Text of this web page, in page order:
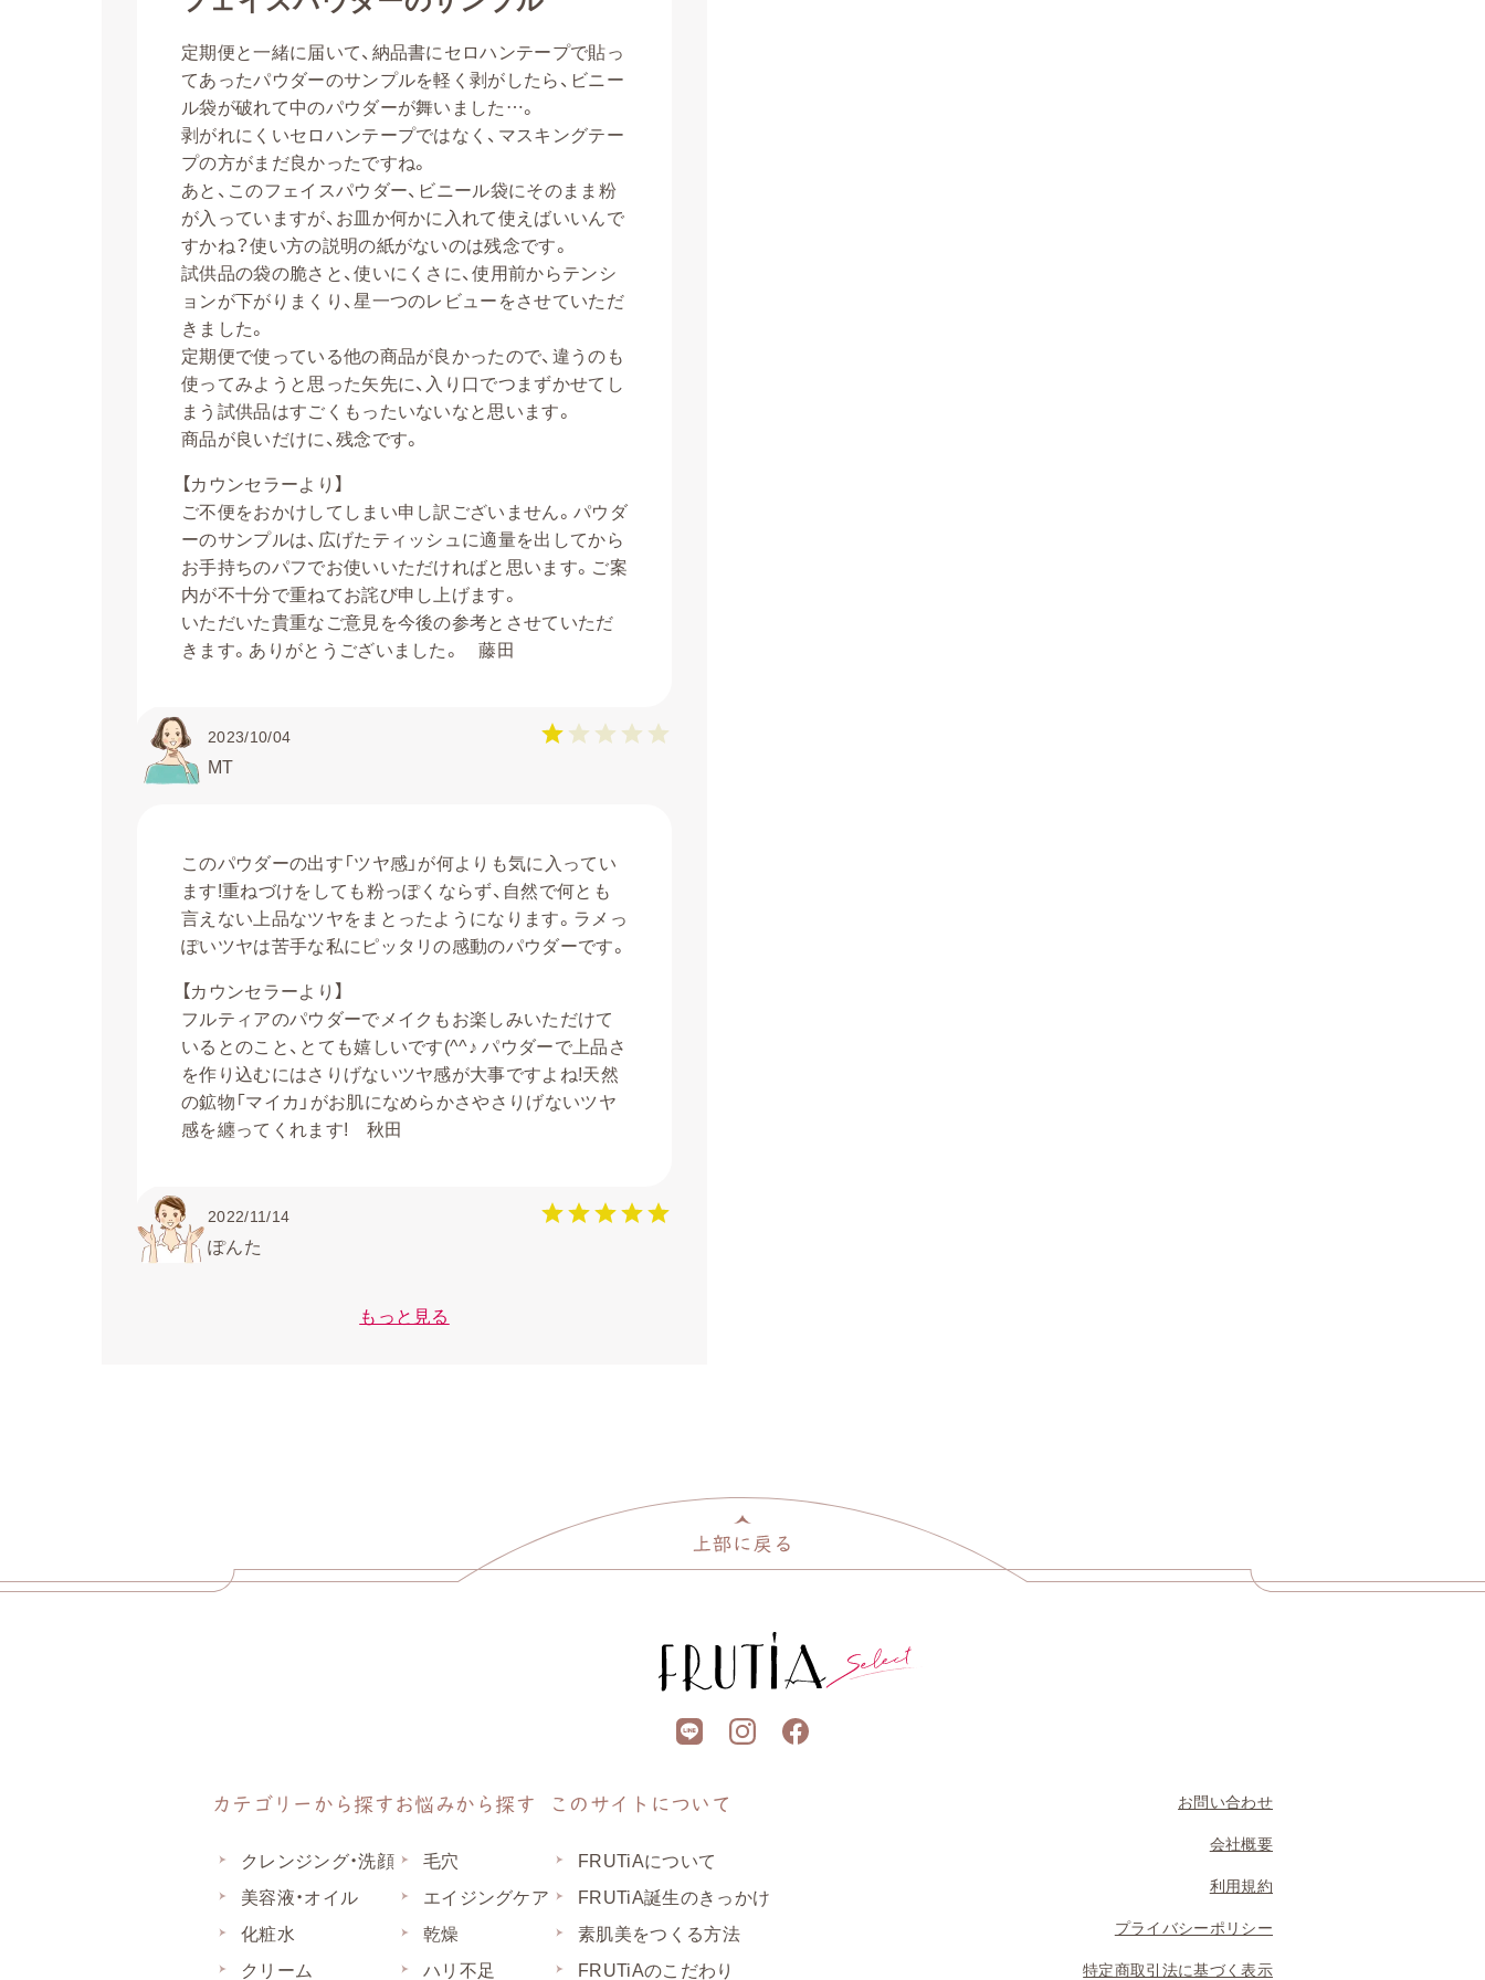
定期便と一緒に届いて、納品書にセロハンテープで貼っ
てあったパウダーのサンプルを軽く剥がしたら、ビニー
ル袋が破れて中のパウダーが舞いました…。
剥がれにくいセロハンテープではなく、マスキングテー
プの方がまだ良かったですね。
あと、このフェイスパウダー、ビニール袋にそのまま粉
が入っていますが、お皿か何かに入れて使えばいいんで
すかね？使い方の説明の紙がないのは残念です。
試供品の袋の脆さと、使いにくさに、使用前からテンシ
ョンが下がりまくり、星一つのレビューをさせていただ
きました。
定期便で使っている他の商品が良かったので、違うのも
使ってみようと思った矢先に、入り口でつまずかせてし
まう試供品はすごくもったいないなと思います。
商品が良いだけに、残念です。
【カウンセラーより】
ご不便をおかけしてしまい申し訳ございません。パウダ
ーのサンプルは、広げたティッシュに適量を出してから
お手持ちのパフでお使いいただければと思います。ご案
内が不十分で重ねてお詫び申し上げます。
いただいた貴重なご意見を今後の参考とさせていただ
きます。ありがとうございました。 藤田
2023/10/04
MT
このパウダーの出す「ツヤ感」が何よりも気に入ってい
ます!重ねづけをしても粉っぽくならず、自然で何とも
言えない上品なツヤをまとったようになります。ラメっ
ぽいツヤは苦手な私にピッタリの感動のパウダーです。
【カウンセラーより】
フルティアのパウダーでメイクもお楽しみいただけて
いるとのこと、とても嬉しいです(^^♪ パウダーで上品さ
を作り込むにはさりげないツヤ感が大事ですよね!天然
の鉱物「マイカ」がお肌になめらかさやさりげないツヤ
感を纏ってくれます! 秋田
2022/11/14
ぽんた
もっと見る
カテゴリーから探す
クレンジング・洗顔
美容液・オイル
化粧水
クリーム
お悩みから探す
毛穴
エイジングケア
乾燥
ハリ不足
このサイトについて
FRUTiAについて
FRUTiA誕生のきっかけ
素肌美をつくる方法
FRUTiAのこだわり
お問い合わせ
会社概要
利用規約
プライバシーポリシー
特定商取引法に基づく表示